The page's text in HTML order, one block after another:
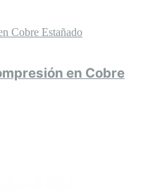
Cobre Estañado
en Cobre